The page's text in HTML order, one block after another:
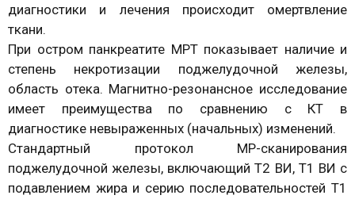
диагностики и лечения происходит омертвление
ткани.
При остром панкреатите МРТ показывает наличие и
степень некротизации поджелудочной железы,
область отека. Магнитно-резонансное исследование
имеет преимущества по сравнению с КТ в
диагностике невыраженных (начальных) изменений.
Стандартный протокол МР-сканирования
поджелудочной железы, включающий T2 ВИ, T1 ВИ с
подавлением жира и серию последовательностей T1